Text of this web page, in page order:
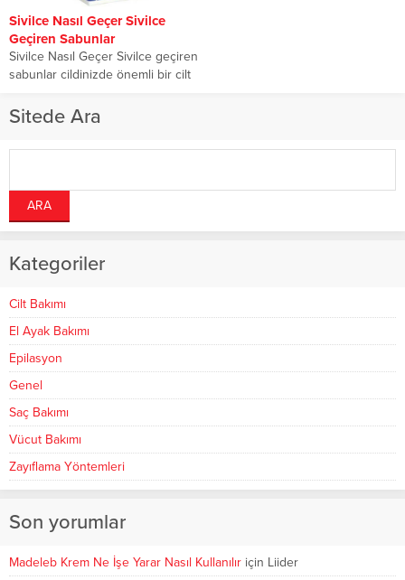
Sitede Ara
Kategoriler
Cilt Bakımı
El Ayak Bakımı
Epilasyon
Genel
Saç Bakımı
Vücut Bakımı
Zayıflama Yöntemleri
Son yorumlar
Madeleb Krem Ne İşe Yarar Nasıl Kullanılır için Liider
Sivilce Nasıl Geçer Sivilce
Geçiren Sabunlar
Sivilce Nasıl Geçer Sivilce geçiren
sabunlar cildinizde önemli bir cilt
ve...